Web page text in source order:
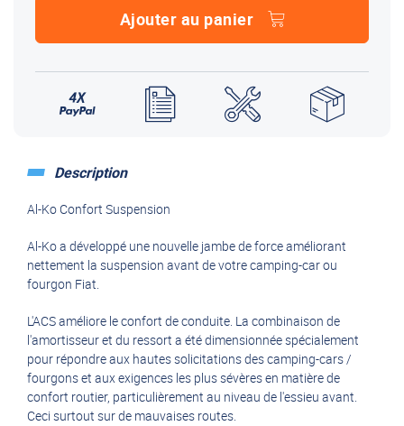
Ajouter au panier
Description
Al-Ko Confort Suspension
Al-Ko a développé une nouvelle jambe de force améliorant
nettement la suspension avant de votre camping-car ou
fourgon Fiat.
L'ACS améliore le confort de conduite. La combinaison de
l'amortisseur et du ressort a été dimensionnée spécialement
pour répondre aux hautes solicitations des camping-cars /
fourgons et aux exigences les plus sévères en matière de
confort routier, particulièrement au niveau de l'essieu avant.
Ceci surtout sur de mauvaises routes.